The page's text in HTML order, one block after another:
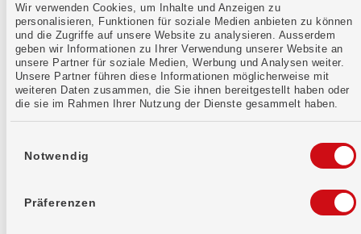
Wir verwenden Cookies, um Inhalte und Anzeigen zu
personalisieren, Funktionen für soziale Medien anbieten zu können
und die Zugriffe auf unsere Website zu analysieren. Ausserdem
geben wir Informationen zu Ihrer Verwendung unserer Website an
unsere Partner für soziale Medien, Werbung und Analysen weiter.
Unsere Partner führen diese Informationen möglicherweise mit
weiteren Daten zusammen, die Sie ihnen bereitgestellt haben oder
die sie im Rahmen Ihrer Nutzung der Dienste gesammelt haben.
Notwendig
Präferenzen
Mehr erfahren
Kontaktformular